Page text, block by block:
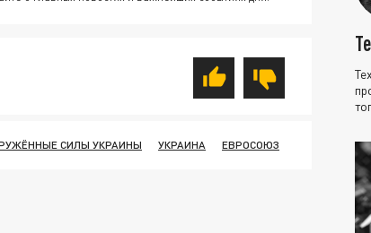
СИЛЫ УКРАИНЫ УКРАИНА ЕВРОСОЮЗ